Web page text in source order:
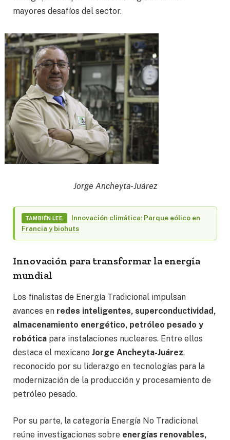
mayores desafíos del sector.
Jorge Ancheyta-Juárez
TAMBIÉN LEE.
Innovación climática: Parque eólico en
Francia y biohuts
Innovación para transformar la energía
mundial
Los finalistas de Energía Tradicional impulsan
avances en redes inteligentes, superconductividad,
almacenamiento energético, petróleo pesado y
robótica para instalaciones nucleares. Entre ellos
destaca el mexicano Jorge Ancheyta-Juárez,
reconocido por su liderazgo en tecnologías para la
modernización de la producción y procesamiento de
petróleo pesado.
Por su parte, la categoría Energía No Tradicional
reúne investigaciones sobre energías renovables,